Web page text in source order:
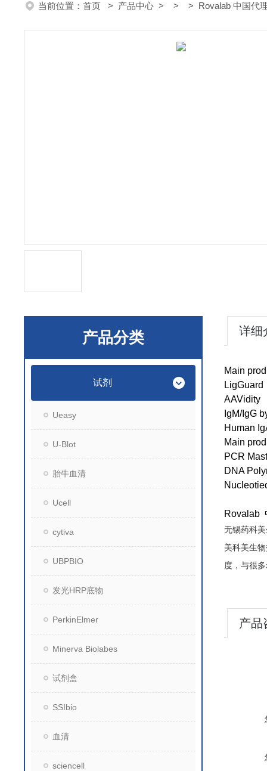
当前位置： 首页 > 产品中心 > > > Rovalab 中国代
产品分类
试剂
Ueasy
U-Blot
胎牛血清
Ucell
cytiva
UBPBIO
发光HRP底物
PerkinElmer
Minerva Biolabes
试剂盒
SSIbio
血清
sciencell
详细
Main
LigGuard
AAVidity
IgM/IgG
Human
Main
PCR
DNA
Rovalab
无锡药科
美科美生
度，与很
产品